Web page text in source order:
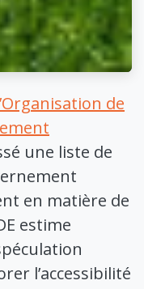
de
une liste de
en matière de
estime
l’accessibilité